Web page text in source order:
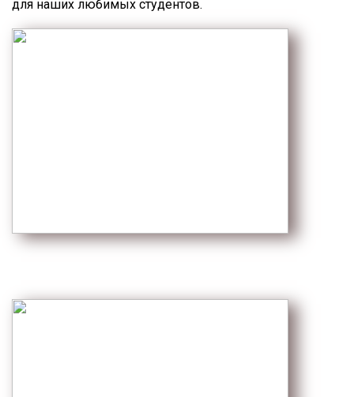
для наших любимых студентов.